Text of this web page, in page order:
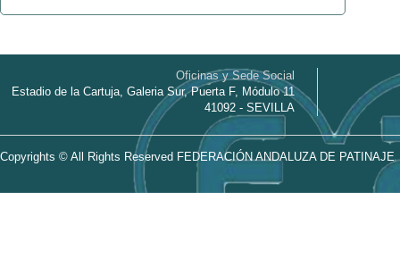
Oficinas y Sede Social
Estadio de la Cartuja, Galeria Sur, Puerta F, Módulo 11
41092 - SEVILLA
Copyrights © All Rights Reserved FEDERACIÓN ANDALUZA DE PATINAJE